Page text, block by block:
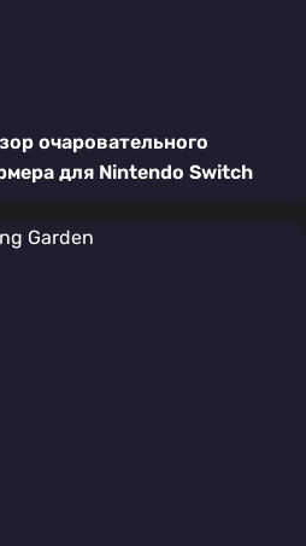
очаровательного
для Nintendo Switch